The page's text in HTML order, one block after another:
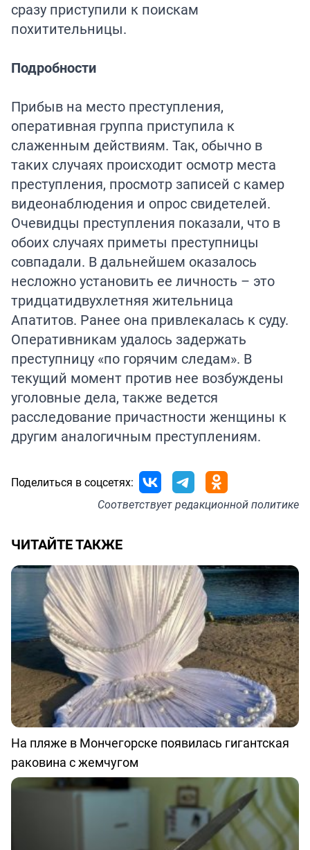
сразу приступили к поискам
похитительницы.
Подробности
Прибыв на место преступления,
оперативная группа приступила к
слаженным действиям. Так, обычно в
таких случаях происходит осмотр места
преступления, просмотр записей с камер
видеонаблюдения и опрос свидетелей.
Очевидцы преступления показали, что в
обоих случаях приметы преступницы
совпадали. В дальнейшем оказалось
несложно установить ее личность – это
тридцатидвухлетняя жительница
Апатитов. Ранее она привлекалась к суду.
Оперативникам удалось задержать
преступницу «по горячим следам». В
текущий момент против нее возбуждены
уголовные дела, также ведется
расследование причастности женщины к
другим аналогичным преступлениям.
Поделиться в соцсетях:
Соответствуетредакционной политике
ЧИТАЙТЕ ТАКЖЕ
На пляже в Мончегорске появилась гигантская
раковина с жемчугом